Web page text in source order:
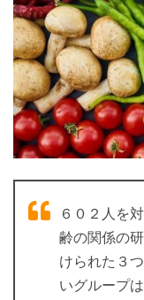
６０２人を
齢の関係の
けられた３
いグループ